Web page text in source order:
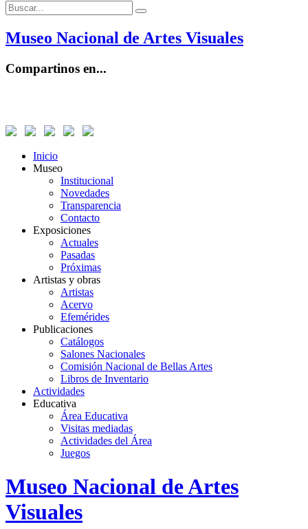
Buscar:
Buscar
Museo Nacional de Artes Visuales
Compartinos en...
Inicio
Museo
Institucional
Novedades
Transparencia
Contacto
Exposiciones
Actuales
Pasadas
Próximas
Artistas y obras
Artistas
Acervo
Efemérides
Publicaciones
Catálogos
Salones Nacionales
Comisión Nacional de Bellas Artes
Libros de Inventario
Actividades
Educativa
Área Educativa
Visitas mediadas
Actividades del Área
Juegos
Logo
MNAV
Museo Nacional de Artes
Visuales